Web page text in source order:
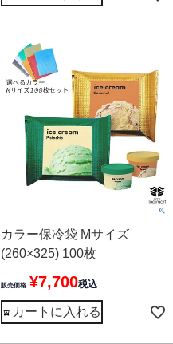
カラー保冷袋 Mサイズ
(260×325) 100枚
販売価格 ¥7,700税込
カートに入れる